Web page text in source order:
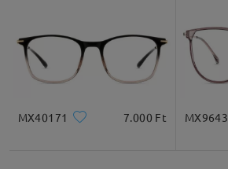
* Csak tájékoztató
MX40171 7.000 Ft